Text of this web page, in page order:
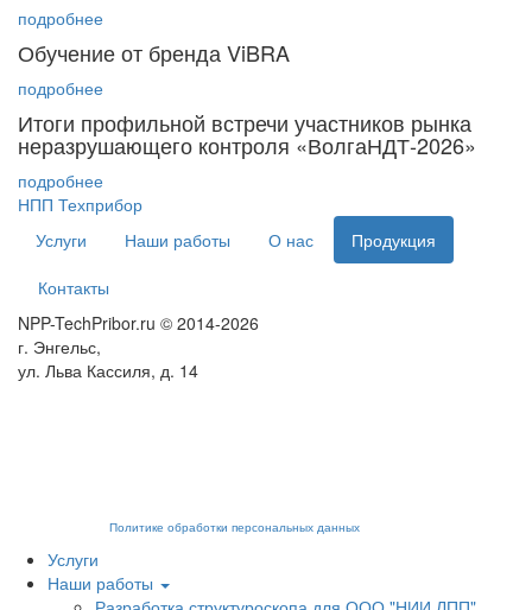
подробнее
Обучение от бренда ViBRA
подробнее
Итоги профильной встречи участников рынка
неразрушающего контроля «ВолгаНДТ-2026»
подробнее
НПП Техприбор
Услуги
Наши работы О нас
Продукция
Контакты
NPP-TechPribor.ru © 2014-2026
г. Энгельс,
ул. Льва Кассиля, д. 14
Политике обработки персональных данных
Услуги
Наши работы